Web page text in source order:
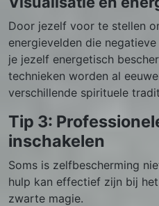
Door jezelf voor te stellen
energievelden die
je jezelf energetisch
technieken worden al
verschillende spirituele
Tip 3:
inschakelen
Soms is zelfbescherming
hulp kan effectief zijn bij
zwarte magie.